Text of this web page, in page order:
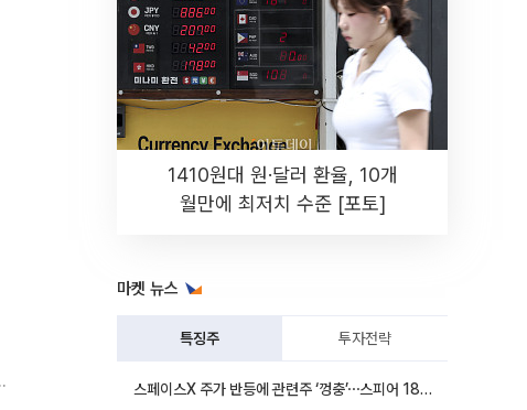
1410원대 원·달러 환율, 10개
월만에 최저치 수준 [포토]
마켓 뉴스
특징주 투자전략
스페이스X 주가 반등에 관련주 ‘껑충’⋯스피어 18%ㆍ에이치브이엠 12%↑